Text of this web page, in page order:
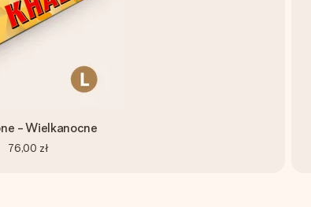
- Wielkanocne
76,00 zł